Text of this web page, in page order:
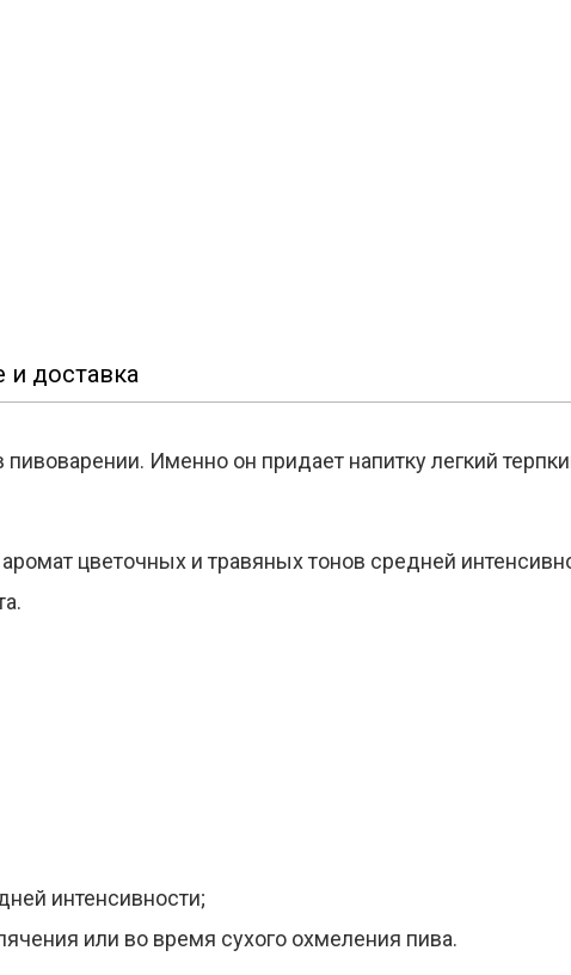
и доставка
Именно он придает напитку легкий
цветочных и травяных тонов средней
интенсивности;
или во время сухого охмеления пива.